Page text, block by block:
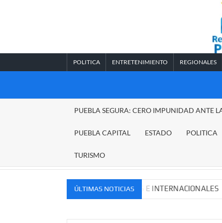
POLITICA ENTRETENIMIENTO REGIONALES
REGIONALES
PUEBLA SEGURA: CERO IMPUNIDAD ANTE
PUEBLA CAPITAL ESTADO POLITICA
TURISMO
ÚLTIMAS NOTICIAS
MERCADOS NACIONALES E INTERNACIONALES